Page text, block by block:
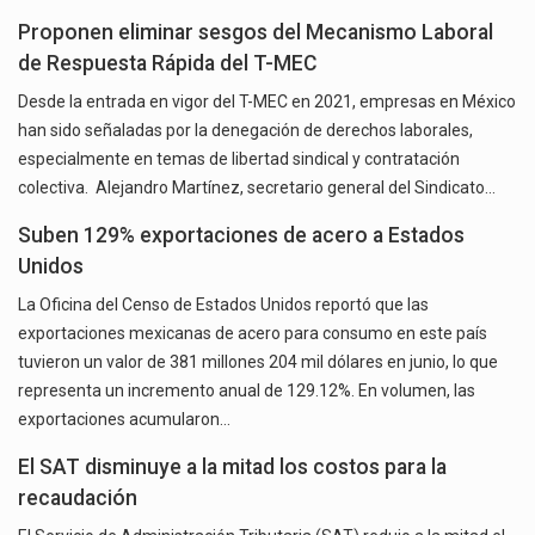
Proponen eliminar sesgos del Mecanismo Laboral
de Respuesta Rápida del T-MEC
Desde la entrada en vigor del T-MEC en 2021, empresas en México
han sido señaladas por la denegación de derechos laborales,
especialmente en temas de libertad sindical y contratación
colectiva. Alejandro Martínez, secretario general del Sindicato…
Suben 129% exportaciones de acero a Estados
Unidos
La Oficina del Censo de Estados Unidos reportó que las
exportaciones mexicanas de acero para consumo en este país
tuvieron un valor de 381 millones 204 mil dólares en junio, lo que
representa un incremento anual de 129.12%. En volumen, las
exportaciones acumularon…
El SAT disminuye a la mitad los costos para la
recaudación